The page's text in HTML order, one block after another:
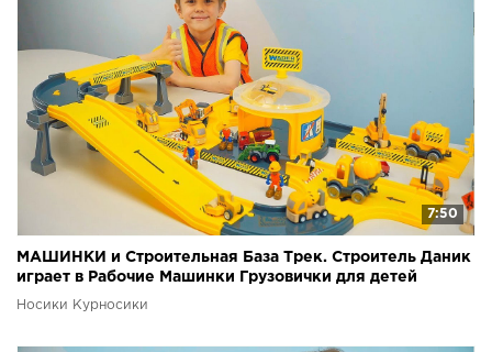
7:50
МАШИНКИ и Строительная База Трек. Строитель Даник
играет в Рабочие Машинки Грузовички для детей
Носики Курносики